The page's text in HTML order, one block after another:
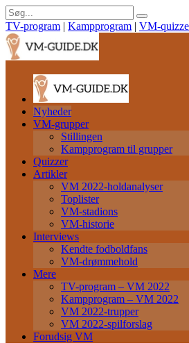
TV-program | Kampprogram | VM-
Nyheder
VM-grupper
Stillingen
Kampprogram til grupper
Quizzer
Artikler
VM 2022-holdanalyser
Toplister
VM-stadions
VM-historie
Interviews
Kendte fodboldfans
VM-drømmehold
Mere
TV-program – VM 2022
Kampprogram – VM 2022
VM 2022-trupper
VM 2022-spilforslag
Forudsig VM